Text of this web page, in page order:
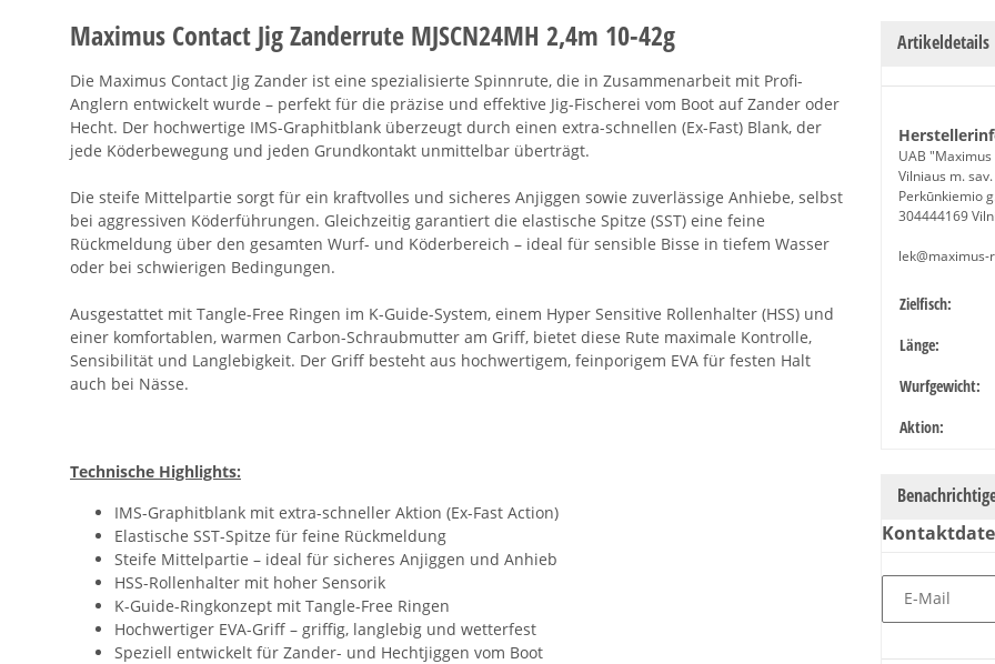
Maximus Contact Jig Zanderrute MJSCN24MH 2,4m 10-42g
Die Maximus Contact Jig Zander ist eine spezialisierte Spinnrute, die in Zusammenarbeit mit Profi-
Anglern entwickelt wurde – perfekt für die präzise und effektive Jig-Fischerei vom Boot auf Zander oder
Hecht. Der hochwertige IMS-Graphitblank überzeugt durch einen extra-schnellen (Ex-Fast) Blank, der
jede Köderbewegung und jeden Grundkontakt unmittelbar überträgt.
Die steife Mittelpartie sorgt für ein kraftvolles und sicheres Anjiggen sowie zuverlässige Anhiebe, selbst
bei aggressiven Köderführungen. Gleichzeitig garantiert die elastische Spitze (SST) eine feine
Rückmeldung über den gesamten Wurf- und Köderbereich – ideal für sensible Bisse in tiefem Wasser
oder bei schwierigen Bedingungen.
Ausgestattet mit Tangle-Free Ringen im K-Guide-System, einem Hyper Sensitive Rollenhalter (HSS) und
einer komfortablen, warmen Carbon-Schraubmutter am Griff, bietet diese Rute maximale Kontrolle,
Sensibilität und Langlebigkeit. Der Griff besteht aus hochwertigem, feinporigem EVA für festen Halt
auch bei Nässe.
Technische Highlights:
IMS-Graphitblank mit extra-schneller Aktion (Ex-Fast Action)
Elastische SST-Spitze für feine Rückmeldung
Steife Mittelpartie – ideal für sicheres Anjiggen und Anhieb
HSS-Rollenhalter mit hoher Sensorik
K-Guide-Ringkonzept mit Tangle-Free Ringen
Hochwertiger EVA-Griff – griffig, langlebig und wetterfest
Speziell entwickelt für Zander- und Hechtjiggen vom Boot
Artikeldetails
UAB "Maximus
Vilniaus m.
Perkūnkiemio
304444169
lek@maximus-
Wert
Zielfisch:
Länge:
Wurfgewicht:
Aktion:
E-Mail